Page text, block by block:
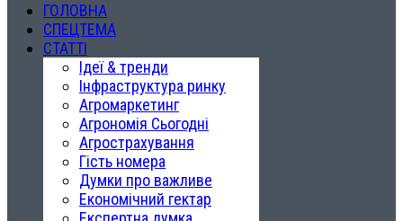
ГОЛОВНА
СПЕЦТЕМА
СТАТТІ
Ідеї & тренди
Інфраструктура ринку
Агромаркетинг
Агрономія Сьогодні
Агрострахування
Гість номера
Думки про важливе
Економічний гектар